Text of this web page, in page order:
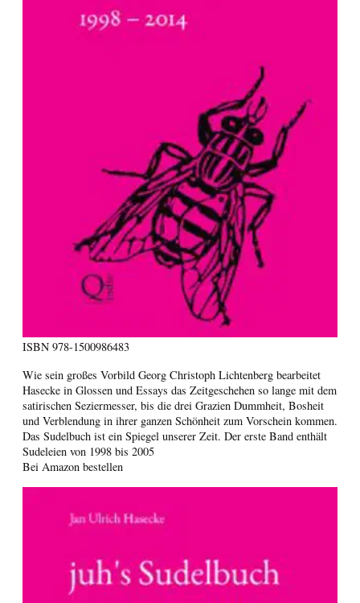
ISBN 978-1500986483
Wie sein großes Vorbild Georg Christoph Lichtenberg bearbeitet
Hasecke in Glossen und Essays das Zeitgeschehen so lange mit dem
satirischen Seziermesser, bis die drei Grazien Dummheit, Bosheit
und Verblendung in ihrer ganzen Schönheit zum Vorschein kommen.
Das Sudelbuch ist ein Spiegel unserer Zeit. Der erste Band enthält
Sudeleien von 1998 bis 2005
Bei Amazon bestellen